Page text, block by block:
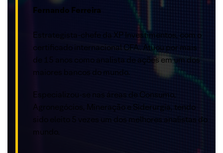
Fernando Ferreira
Estrategista-chefe da XP Investimentos, com o
certificado internacional CFA. Atuou por mais
de 15 anos como analista de ações em um dos
maiores bancos do mundo.
Especializou-se nas áreas de Consumo,
Agronegócios, Mineração e Siderurgia, tendo
sido eleito 5 vezes um dos melhores analistas do
mundo.